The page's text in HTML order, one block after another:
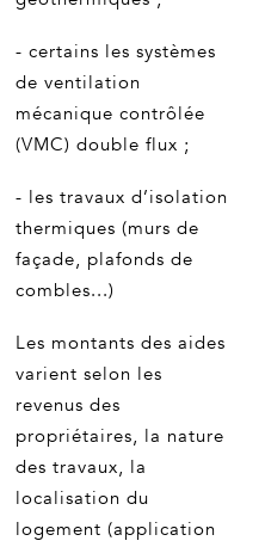
- certains les systèmes
de ventilation
mécanique contrôlée
(VMC) double flux ;
- les travaux d’isolation
thermiques (murs de
façade, plafonds de
combles...)
Les montants des aides
varient selon les
revenus des
propriétaires, la nature
des travaux, la
localisation du
logement (application